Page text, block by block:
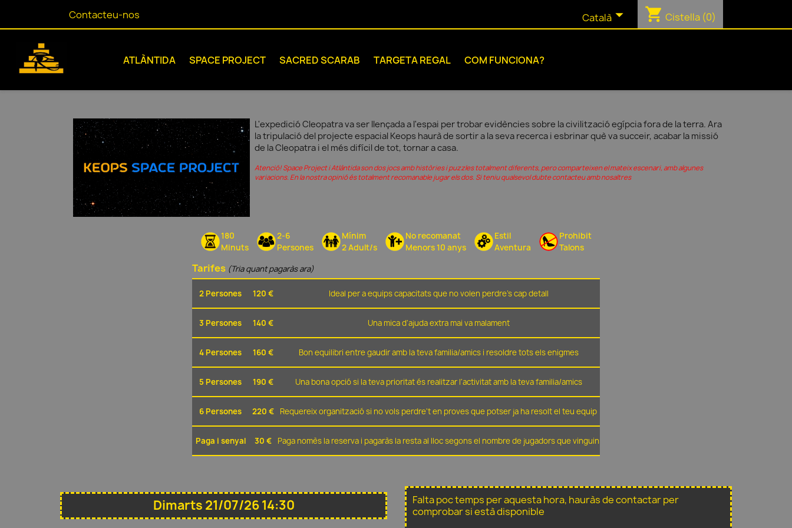
Contacteu-nos Català shopping_cart Cistella (0)
ATLÀNTIDA SPACE PROJECT SACRED SCARAB TARGETA REGAL COM FUNCIONA?
L'expedició Cleopatra va ser llençada a l'espai per trobar evidències sobre la civilització egípcia fora de la terra. Ara
la tripulació del projecte espacial Keops haurà de sortir a la seva recerca i esbrinar què va succeir, acabar la missió
de la Cleopatra i el més difícil de tot, tornar a casa.
Atenció! Space Project i Atlàntida son dos jocs amb històries i puzzles totalment diferents, pero comparteixen el mateix escenari, amb algunes
variacions. En la nostra opinió és totalment recomanable jugar els dos. Si teniu qualsevol dubte contacteu amb nosaltres
180
Minuts
2-6
Persones
Mínim
2 Adult/s
No recomanat
Menors 10 anys
Estil
Aventura
Prohibit
Talons
Tarifes (Tria quant pagaràs ara)
2 Persones 120 € Ideal per a equips capacitats que no volen perdre's cap detall
3 Persones 140 € Una mica d'ajuda extra mai va malament
4 Persones 160 € Bon equilibri entre gaudir amb la teva familia/amics i resoldre tots els enigmes
5 Persones 190 € Una bona opció si la teva prioritat és realitzar l'activitat amb la teva familia/amics
6 Persones 220 € Requereix organització si no vols perdre't en proves que potser ja ha resolt el teu equip
Paga i senyal 30 € Paga nomès la reserva i pagaràs la resta al lloc segons el nombre de jugadors que vinguin
Dimarts 21/07/26 14:30
Falta poc temps per aquesta hora, hauràs de contactar per
comprobar si està disponible